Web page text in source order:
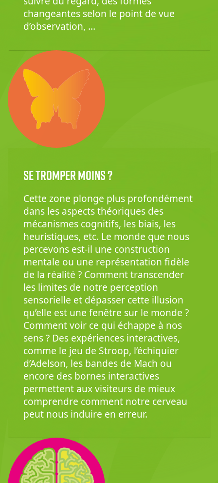
changeantes selon le point de vue
d’observation, …
Se tromper moins ?
Cette zone plonge plus profondément
dans les aspects théoriques des
mécanismes cognitifs, les biais, les
heuristiques, etc. Le monde que nous
percevons est-il une construction
mentale ou une représentation fidèle
de la réalité ? Comment transcender
les limites de notre perception
sensorielle et dépasser cette illusion
qu’elle est une fenêtre sur le monde ?
Comment voir ce qui échappe à nos
sens ? Des expériences interactives,
comme le jeu de Stroop, l’échiquier
d’Adelson, les bandes de Mach ou
encore des bornes interactives
permettent aux visiteurs de mieux
comprendre comment notre cerveau
peut nous induire en erreur.